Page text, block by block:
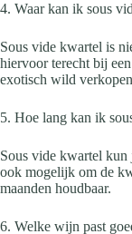
4. Waar kan ik sous
Sous vide kwartel is
hiervoor terecht bij
exotisch wild
5. Hoe lang kan ik
Sous vide kwartel kun
ook mogelijk om de
maanden houdbaar.
6. Welke wijn past